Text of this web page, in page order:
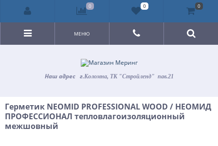
Наш адресг.Коломна, ТК "Стройленд" пав.21
МЕНЮ
Герметик NEOMID PROFESSIONAL WOOD / НЕОМИД
ПРОФЕССИОНАЛ тепловлагоизоляционный
межшовный
0 0 0